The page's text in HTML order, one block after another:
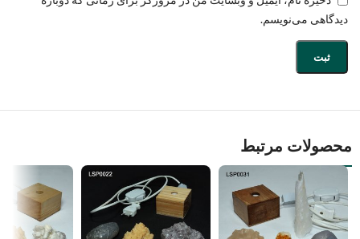
دیدگاهی می‌نویسم.
محصولات مرتبط